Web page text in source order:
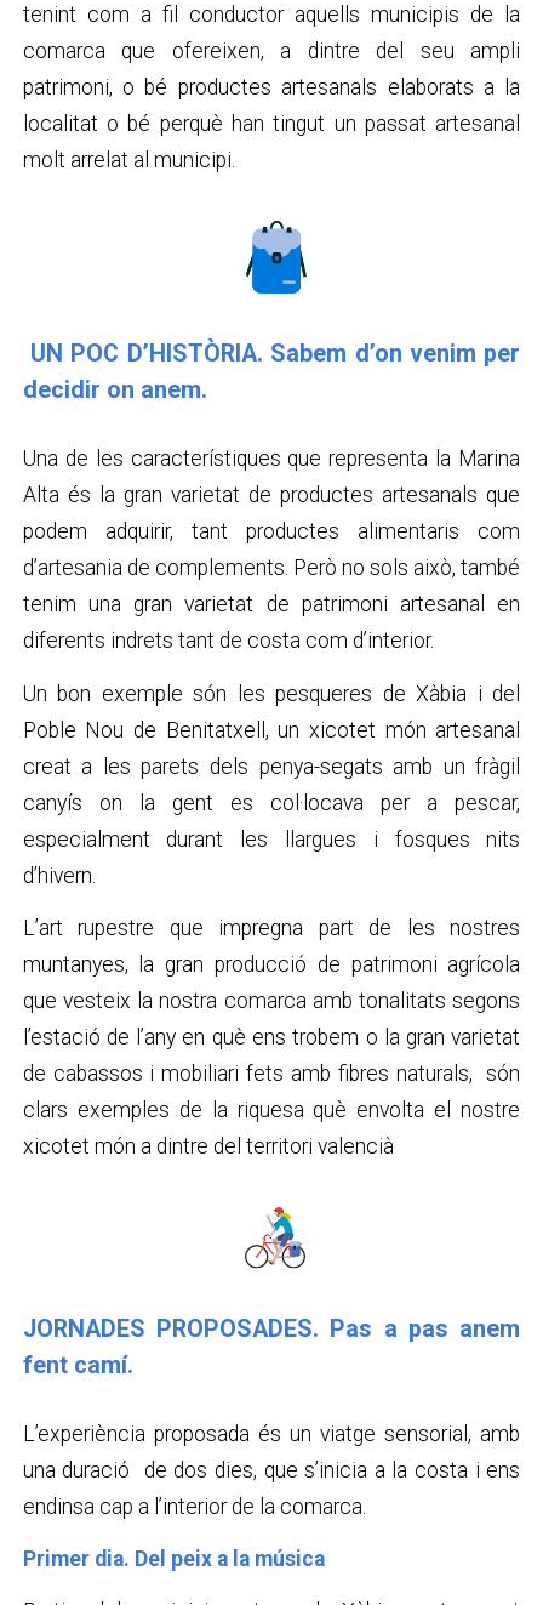
tenint com a fil conductor aquells municipis de la
comarca que ofereixen, a dintre del seu ampli
patrimoni, o bé productes artesanals elaborats a la
localitat o bé perquè han tingut un passat artesanal
molt arrelat al municipi.
UN POC D’HISTÒRIA. Sabem d’on venim per
decidir on anem.
Una de les característiques que representa la Marina
Alta és la gran varietat de productes artesanals que
podem adquirir, tant productes alimentaris com
d’artesania de complements. Però no sols això, també
tenim una gran varietat de patrimoni artesanal en
diferents indrets tant de costa com d’interior.
Un bon exemple són les pesqueres de Xàbia i del
Poble Nou de Benitatxell, un xicotet món artesanal
creat a les parets dels penya-segats amb un fràgil
canyís on la gent es col·locava per a pescar,
especialment durant les llargues i fosques nits
d’hivern.
L’art rupestre que impregna part de les nostres
muntanyes, la gran producció de patrimoni agrícola
que vesteix la nostra comarca amb tonalitats segons
l’estació de l’any en què ens trobem o la gran varietat
de cabassos i mobiliari fets amb fibres naturals, són
clars exemples de la riquesa què envolta el nostre
xicotet món a dintre del territori valencià
JORNADES PROPOSADES. Pas a pas anem
fent camí.
L’experiència proposada és un viatge sensorial, amb
una duració de dos dies, que s’inicia a la costa i ens
endinsa cap a l’interior de la comarca.
Primer dia. Del peix a la música